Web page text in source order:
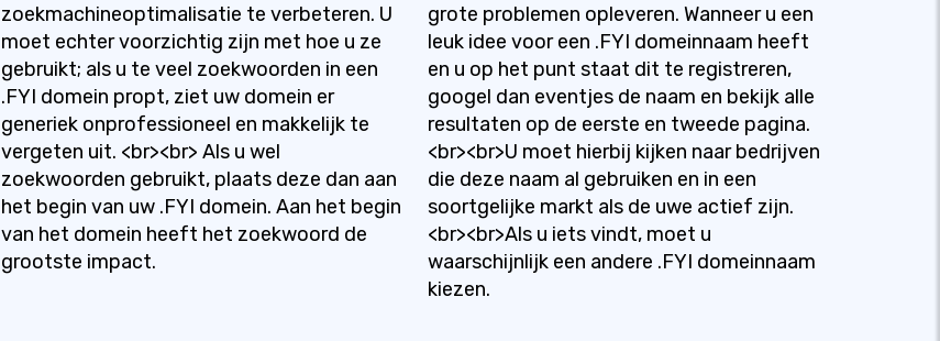
zoekmachineoptimalisatie te verbeteren. U
moet echter voorzichtig zijn met hoe u ze
gebruikt; als u te veel zoekwoorden in een
.FYI domein propt, ziet uw domein er
generiek onprofessioneel en makkelijk te
vergeten uit. <br><br> Als u wel
zoekwoorden gebruikt, plaats deze dan aan
het begin van uw .FYI domein. Aan het begin
van het domein heeft het zoekwoord de
grootste impact.
grote problemen opleveren. Wanneer u een
leuk idee voor een .FYI domeinnaam heeft
en u op het punt staat dit te registreren,
googel dan eventjes de naam en bekijk alle
resultaten op de eerste en tweede pagina.
<br><br>U moet hierbij kijken naar bedrijven
die deze naam al gebruiken en in een
soortgelijke markt als de uwe actief zijn.
<br><br>Als u iets vindt, moet u
waarschijnlijk een andere .FYI domeinnaam
kiezen.